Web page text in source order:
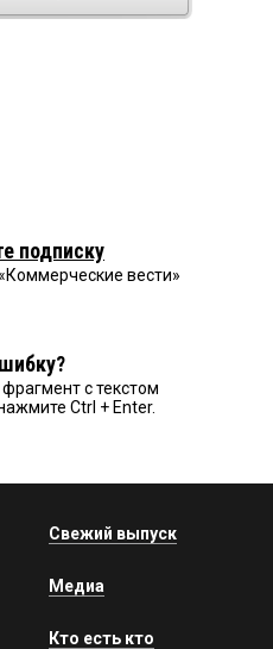
подписку
вести»
с текстом
Ctrl + Enter.
Свежий выпуск
Медиа
Кто есть кто